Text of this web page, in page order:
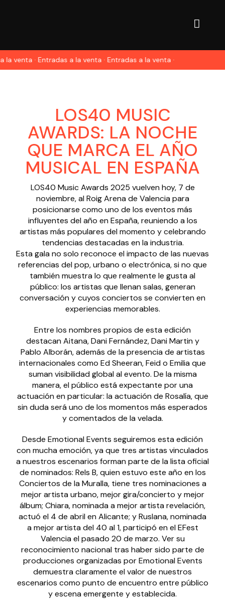
la venta · Entradas a la venta · Entradas a la venta ·
LOS40 MUSIC
AWARDS: LA NOCHE
QUE MARCA EL AÑO
MUSICAL EN ESPAÑA
LOS40 Music Awards 2025 vuelven hoy, 7 de
noviembre, al Roig Arena de Valencia para
posicionarse como uno de los eventos más
influyentes del año en España, reuniendo a los
artistas más populares del momento y celebrando
tendencias destacadas en la industria.
Esta gala no solo reconoce el impacto de las nuevas
referencias del pop, urbano o electrónica, si no que
también muestra lo que realmente le gusta al
público: los artistas que llenan salas, generan
conversación y cuyos conciertos se convierten en
experiencias memorables.
Entre los nombres propios de esta edición
destacan Aitana, Dani Fernández, Dani Martin y
Pablo Alborán, además de la presencia de artistas
internacionales como Ed Sheeran, Feid o Emilia que
suman visibilidad global al evento. De la misma
manera, el público está expectante por una
actuación en particular: la actuación de Rosalía, que
sin duda será uno de los momentos más esperados
y comentados de la velada.
Desde Emotional Events seguiremos esta edición
con mucha emoción, ya que tres artistas vinculados
a nuestros escenarios forman parte de la lista oficial
de nominados: Rels B, quien estuvo este año en los
Conciertos de la Muralla, tiene tres nominaciones a
mejor artista urbano, mejor gira/concierto y mejor
álbum; Chiara, nominada a mejor artista revelación,
actuó el 4 de abril en Alicante; y Ruslana, nominada
a mejor artista del 40 al 1, participó en el EFest
Valencia el pasado 20 de marzo. Ver su
reconocimiento nacional tras haber sido parte de
producciones organizadas por Emotional Events
demuestra claramente el valor de nuestros
escenarios como punto de encuentro entre público
y escena emergente y establecida.